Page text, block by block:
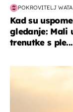
POKROVITELJ WATA
Kad su
gledanje: Mali
trenutke s ple...